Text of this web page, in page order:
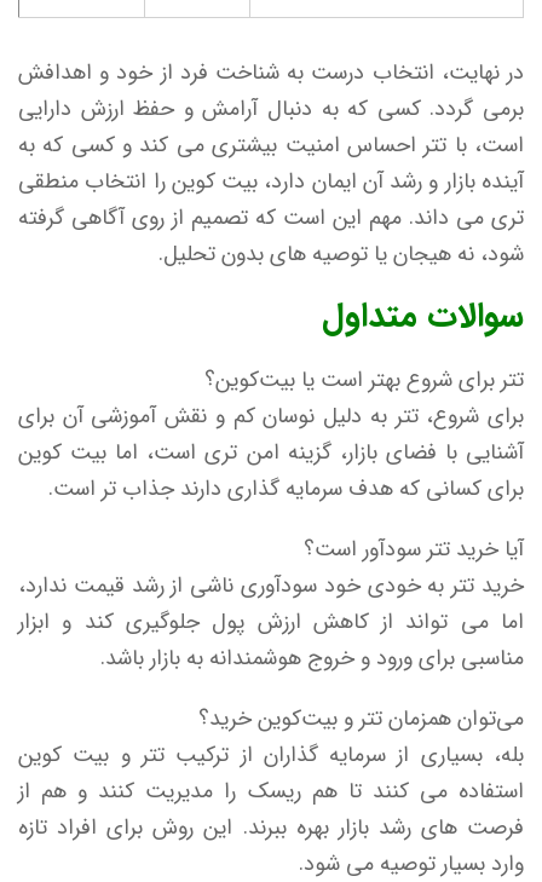
در نهایت، انتخاب درست به شناخت فرد از خود و اهدافش
برمی گردد. کسی که به دنبال آرامش و حفظ ارزش دارایی
است، با تتر احساس امنیت بیشتری می کند و کسی که به
آینده بازار و رشد آن ایمان دارد، بیت کوین را انتخاب منطقی
تری می داند. مهم این است که تصمیم از روی آگاهی گرفته
شود، نه هیجان یا توصیه های بدون تحلیل.
سوالات متداول
تتر برای شروع بهتر است یا بیت‌کوین؟
برای شروع، تتر به دلیل نوسان کم و نقش آموزشی آن برای
آشنایی با فضای بازار، گزینه امن تری است، اما بیت کوین
برای کسانی که هدف سرمایه گذاری دارند جذاب تر است.
آیا خرید تتر سودآور است؟
خرید تتر به خودی خود سودآوری ناشی از رشد قیمت ندارد،
اما می تواند از کاهش ارزش پول جلوگیری کند و ابزار
مناسبی برای ورود و خروج هوشمندانه به بازار باشد.
می‌توان همزمان تتر و بیت‌کوین خرید؟
بله، بسیاری از سرمایه گذاران از ترکیب تتر و بیت کوین
استفاده می کنند تا هم ریسک را مدیریت کنند و هم از
فرصت های رشد بازار بهره ببرند. این روش برای افراد تازه
وارد بسیار توصیه می شود.